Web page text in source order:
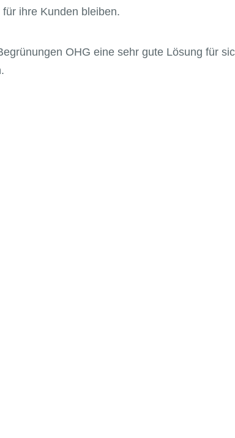
ihre Kunden bleiben.
OHG eine sehr gute Lösung für